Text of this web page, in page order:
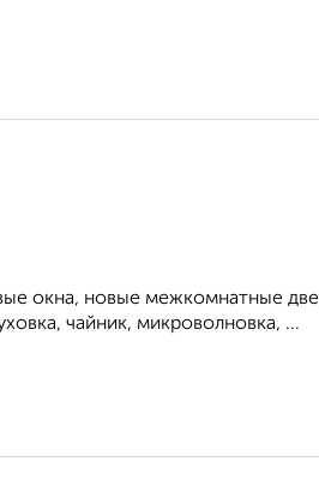
окна, новые межкомнатные
чайник, микроволновка, ...